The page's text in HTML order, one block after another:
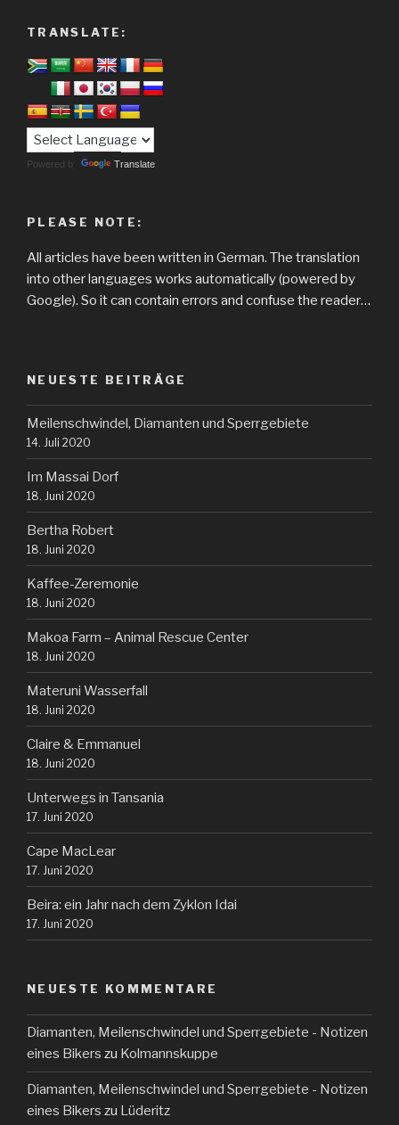
TRANSLATE:
Powered by Translate
PLEASE NOTE:
All articles have been written in German. The translation
into other languages works automatically (powered by
Google). So it can contain errors and confuse the reader…
NEUESTE BEITRÄGE
Meilenschwindel, Diamanten und Sperrgebiete
14. Juli 2020
Im Massai Dorf
18. Juni 2020
Bertha Robert
18. Juni 2020
Kaffee-Zeremonie
18. Juni 2020
Makoa Farm – Animal Rescue Center
18. Juni 2020
Materuni Wasserfall
18. Juni 2020
Claire & Emmanuel
18. Juni 2020
Unterwegs in Tansania
17. Juni 2020
Cape MacLear
17. Juni 2020
Beira: ein Jahr nach dem Zyklon Idai
17. Juni 2020
NEUESTE KOMMENTARE
Diamanten, Meilenschwindel und Sperrgebiete - Notizen
eines Bikers zu Kolmannskuppe
Diamanten, Meilenschwindel und Sperrgebiete - Notizen
eines Bikers zu Lüderitz